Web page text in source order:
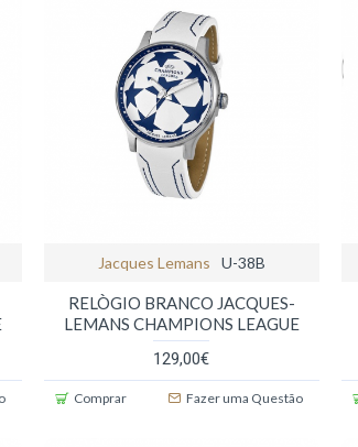
Jacques Lemans U-38B
RELÒGIO BRANCO JACQUES-
LEMANS CHAMPIONS LEAGUE
129,00€
Comprar Fazer uma Questão